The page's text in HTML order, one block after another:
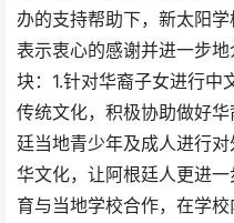
办的支持帮助下，新太阳
表示衷心的感谢并进一步
块：1.针对华裔子女进行中
传统文化，积极协助做好
廷当地青少年及成人进行
华文化，让阿根廷人更进
育与当地学校合作，在学